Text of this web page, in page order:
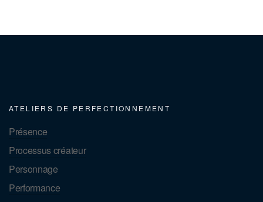
ATELIERS DE PERFECTIONNEMENT
Présence
Processus créateur
Personnage
Performance